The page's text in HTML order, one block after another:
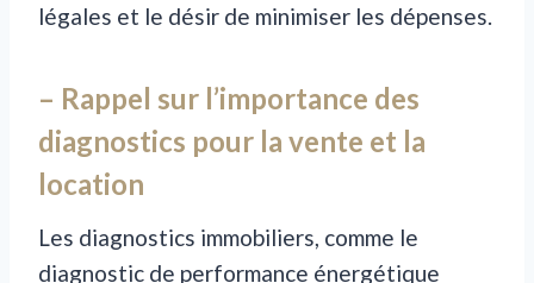
légales et le désir de minimiser les dépenses.
– Rappel sur l’importance des
diagnostics pour la vente et la
location
Les diagnostics immobiliers, comme le
diagnostic de performance énergétique